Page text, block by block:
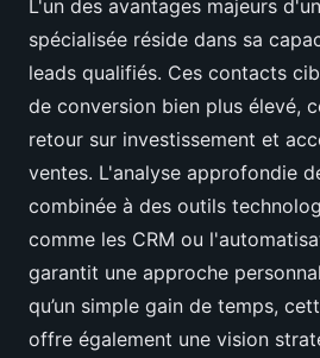
L'un des avantages majeurs
spécialisée réside dans sa
leads qualifiés. Ces contacts
de conversion bien plus élevé,
retour sur investissement et
ventes. L'analyse approfondie
combinée à des outils
comme les CRM ou
garantit une approche
qu’un simple gain de temps,
offre également une vision